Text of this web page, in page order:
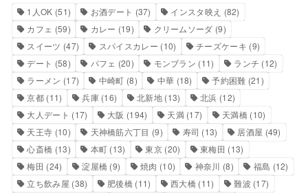
1人OK (51) お酒デート (37) インスタ映え (82)
カフェ (59) カレー (19) クリームソーダ (9)
スイーツ (47) スパイスカレー (10) チーズケーキ (9)
デート (58) パフェ (20) モンブラン (11) ランチ (12)
ラーメン (17) 中崎町 (8) 中華 (18) 予約困難 (21)
京都 (11) 兵庫(16) 北新地(13) 北浜 (12)
大人デート (17) 大阪 (194) 天満(17) 天満橋(10)
天王寺 (10) 天神橋筋六丁目 (9) 寿司 (13) 居酒屋 (49)
心斎橋 (13) 本町 (13) 東京(20) 東梅田 (13)
梅田 (24) 淀屋橋 (9) 焼肉 (10) 神奈川 (8) 福島 (12)
立ち飲み屋 (38) 肥後橋 (11) 西大橋 (11) 難波 (17)